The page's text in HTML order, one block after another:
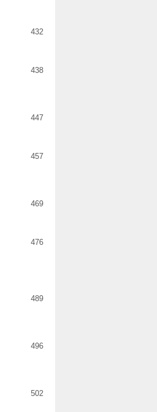
432
438
447
457
469
476
489
496
502